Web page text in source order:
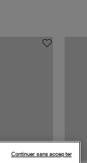
Continuer sans accepter